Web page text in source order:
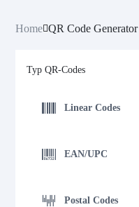
Home QR Code Generator
Typ QR-Codes
Linear Codes
EAN/UPC
Postal Codes